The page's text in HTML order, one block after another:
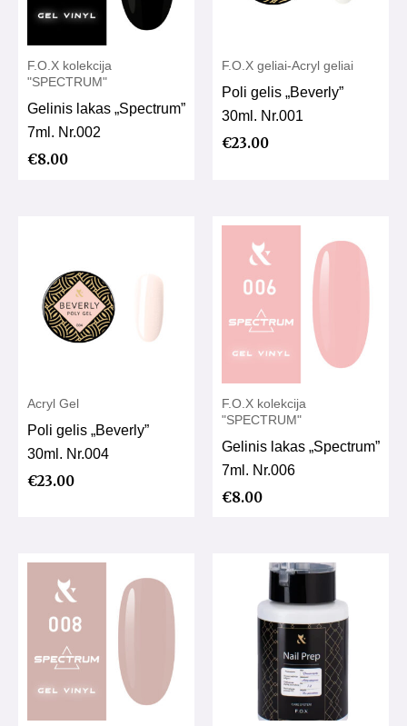
F.O.X kolekcija
"SPECTRUM"
Gelinis lakas „Spectrum”
7ml. Nr.002
€8.00
F.O.X geliai-Acryl geliai
Poli gelis „Beverly”
30ml. Nr.001
€23.00
Acryl Gel
Poli gelis „Beverly”
30ml. Nr.004
€23.00
F.O.X kolekcija
"SPECTRUM"
Gelinis lakas „Spectrum”
7ml. Nr.006
€8.00